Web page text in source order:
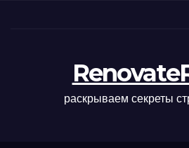
раскрываем секреты